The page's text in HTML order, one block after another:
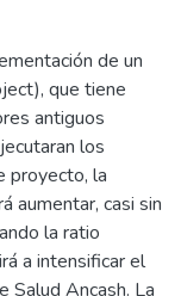
de un
que tiene
antiguos
los
proyecto, la
aumentar, casi sin
la ratio
a intensificar el
Salud Ancash. La